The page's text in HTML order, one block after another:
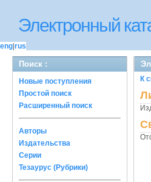
Электронный
eng rus
Поиск :
Новые поступления
Простой поиск
Расширенный поиск
Авторы
Издательства
Серии
Тезаурус (Рубрики)
К